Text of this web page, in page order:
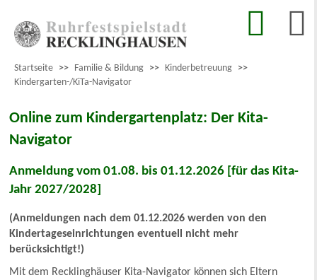
Startseite >> Familie & Bildung >> Kinderbetreuung >>
Kindergarten-/KiTa-Navigator
Online zum Kindergartenplatz: Der Kita-
Navigator
Anmeldung vom 01.08. bis 01.12.2026 [für das Kita-
Jahr 2027/2028]
(Anmeldungen nach dem 01.12.2026 werden von den
Kindertageseinrichtungen eventuell nicht mehr
berücksichtigt!)
Mit dem Recklinghäuser Kita-Navigator können sich Eltern